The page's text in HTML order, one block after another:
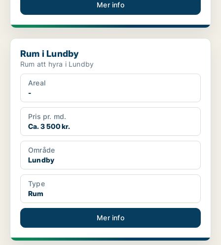
Mer info
Rum i Lundby
Rum i Lundby
Rum att hyra i Lundby
Areal
-
Pris pr. md.
Ca. 3 500 kr.
Område
Lundby
Type
Rum
Mer info